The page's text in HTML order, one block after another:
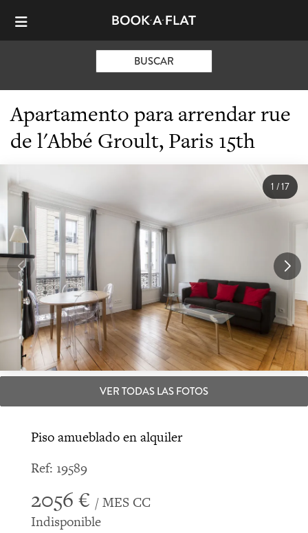
BUSCAR
Apartamento para arrendar rue
de l'Abbé Groult, Paris 15th
1 /17
VER TODAS LAS FOTOS
Piso amueblado en alquiler
Ref: 19589
2056 € / MES CC
Indisponible